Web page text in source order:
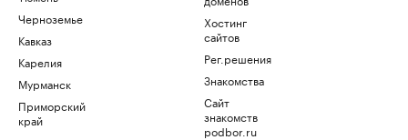
Черноземье
Кавказ
Карелия
Мурманск
Приморский
край
Хостинг
сайтов
Рег.решения
Знакомства
Сайт
знакомств
podbor.ru